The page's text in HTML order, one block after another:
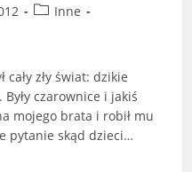
PostInne
zły świat: dzikie
czarownice i jakiś
mojego brata i robił mu
skąd dzieci…